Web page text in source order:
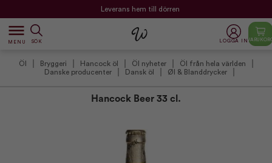
Leverans hem till dörren
dehaze
MENU SÖK LOGGA IN
Öl Bryggeri Hancock öl Öl nyheter
Öl från hela världen
Danske producenter
Dansk öl Øl & Blanddrycker
Hancock Beer 33 cl.